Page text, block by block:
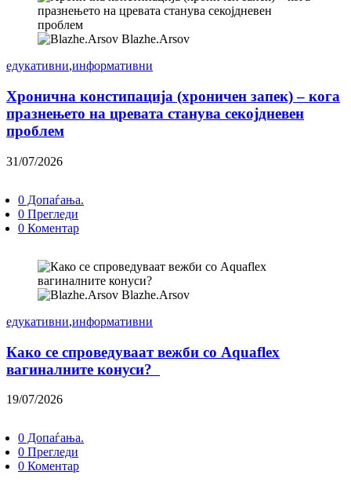
Blazhe.Arsov
едукативни,информативни
Хронична констипација (хроничен запек) – кога
празнењето на цревата станува секојдневен
проблем
31/07/2026
0 Допаѓања.
0 Прегледи
0 Коментар
Blazhe.Arsov
едукативни,информативни
Како се спроведуваат вежби со Aquaflex
вагиналните конуси?
19/07/2026
0 Допаѓања.
0 Прегледи
0 Коментар